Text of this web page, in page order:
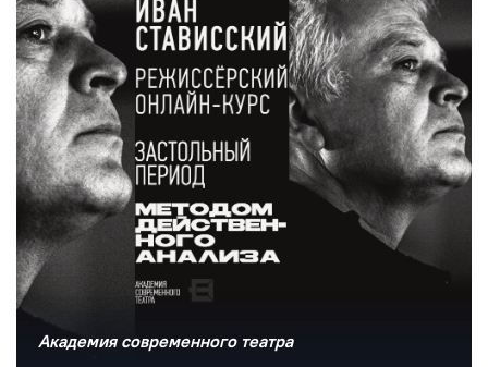
Академия современного театра